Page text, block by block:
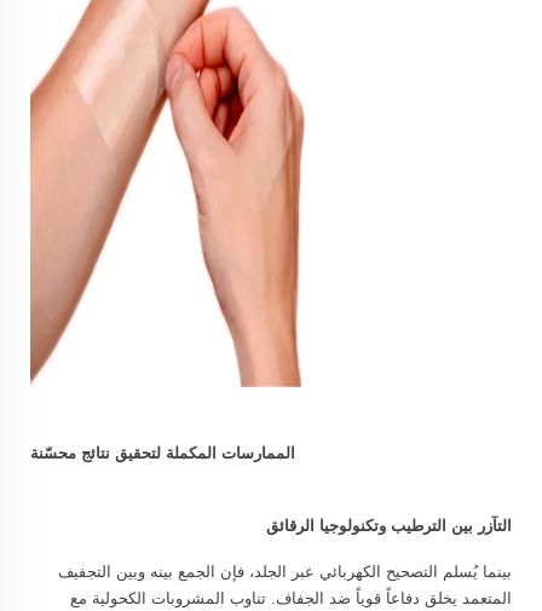
الممارسات المكملة لتحقيق نتائج محسّنة
التآزر بين الترطيب وتكنولوجيا الرقائق
بينما يُسلم التصحيح الكهربائي عبر الجلد، فإن الجمع بينه وبين التجفيف
المتعمد يخلق دفاعاً قوياً ضد الجفاف. تناوب المشروبات الكحولية مع